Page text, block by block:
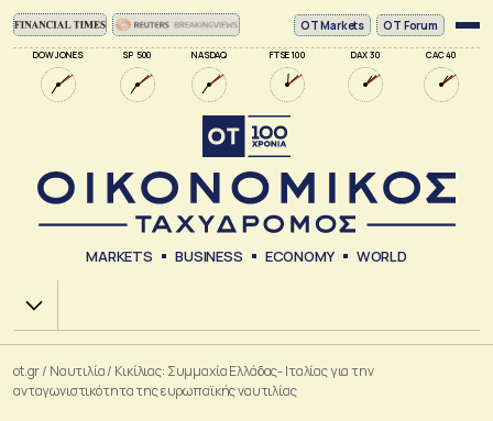
DOW JONES SP 500 NASDAQ FTSE 100 DAX 30 CAC 40
ΟΤ Markets OT Forum
MARKETS BUSINESS ECONOMY WORLD
Χ.Α.
ot.gr/ Ναυτιλία/ Κικίλιας: Συμμαχία Ελλάδας- Ιταλίας για την
ανταγωνιστικότητα της ευρωπαϊκής ναυτιλίας